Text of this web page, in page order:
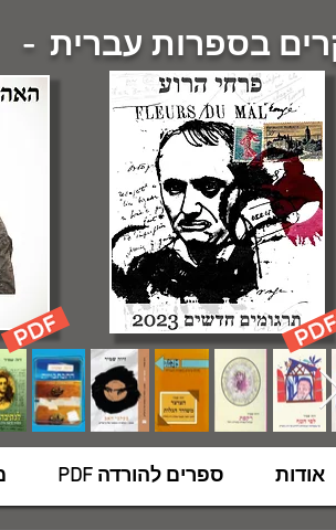
בספרות עברית
אודות ספרים להורדה PDF